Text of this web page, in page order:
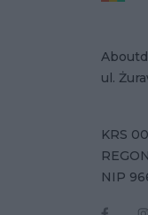
ul.
KRS
NIP